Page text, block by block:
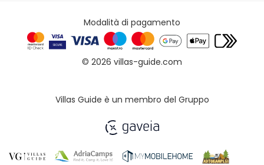
Modalità di pagamento
© 2026 villas-guide.com
Villas Guide è un membro del Gruppo